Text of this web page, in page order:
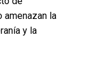
amenazan la
y la